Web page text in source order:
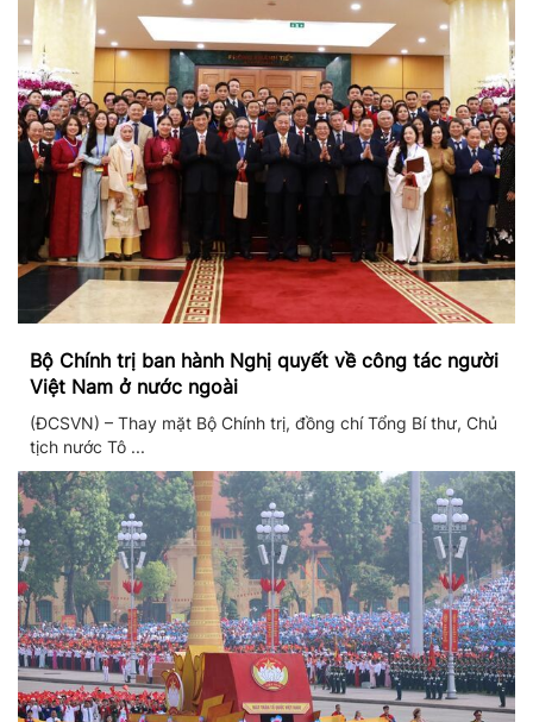
Bộ Chính trị ban hành Nghị quyết về công tác người
Việt Nam ở nước ngoài
(ĐCSVN) – Thay mặt Bộ Chính trị, đồng chí Tổng Bí thư, Chủ
tịch nước Tô ...